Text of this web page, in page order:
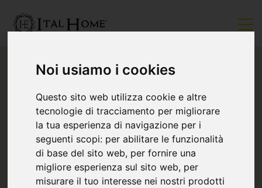
Noi usiamo i cookies
Questo sito web utilizza cookie e altre
tecnologie di tracciamento per migliorare
la tua esperienza di navigazione per i
seguenti scopi: per abilitare le funzionalità
di base del sito web, per fornire una
migliore esperienza sul sito web, per
misurare il tuo interesse nei nostri prodotti